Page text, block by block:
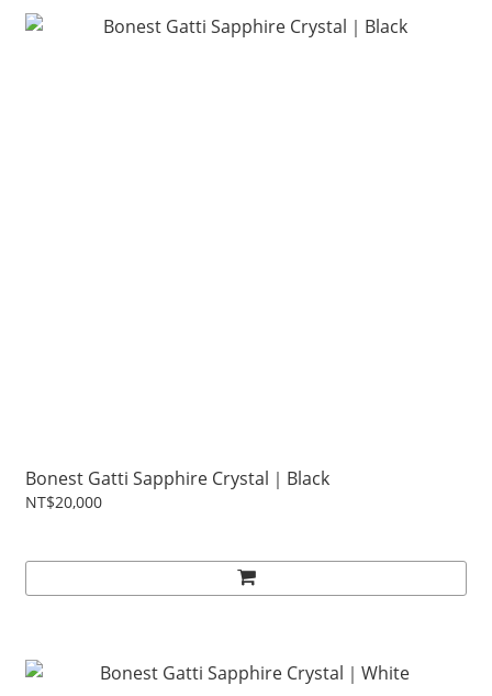
Bonest Gatti Sapphire Crystal｜Black
NT$20,000